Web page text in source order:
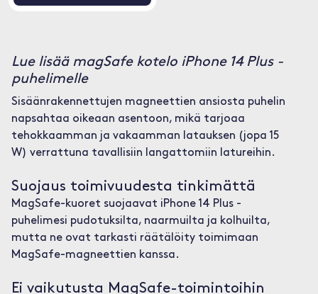
Lue lisää magSafe kotelo iPhone 14 Plus -
puhelimelle
Sisäänrakennettujen magneettien ansiosta puhelin
napsahtaa oikeaan asentoon, mikä tarjoaa
tehokkaamman ja vakaamman latauksen (jopa 15
W) verrattuna tavallisiin langattomiin latureihin.
Suojaus toimivuudesta tinkimättä
MagSafe-kuoret suojaavat iPhone 14 Plus -
puhelimesi pudotuksilta, naarmuilta ja kolhuilta,
mutta ne ovat tarkasti räätälöity toimimaan
MagSafe-magneettien kanssa.
Ei vaikutusta MagSafe-toimintoihin